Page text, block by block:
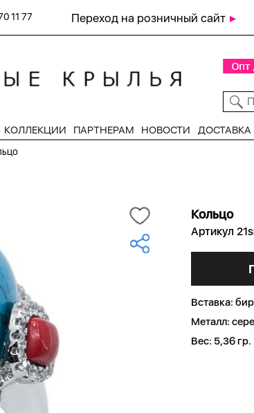
11 77 Переход на розничный сайт
КОЛЛЕКЦИИ ПАРТНЕРАМ НОВОСТИ ДОСТАВКА
Кольцо
Артикул
Вставка:
Металл:
Вес: 5,36 гр.